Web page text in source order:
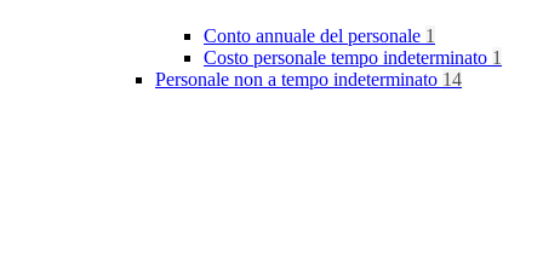
Conto annuale del personale 1
Costo personale tempo indeterminato 1
Personale non a tempo indeterminato 14